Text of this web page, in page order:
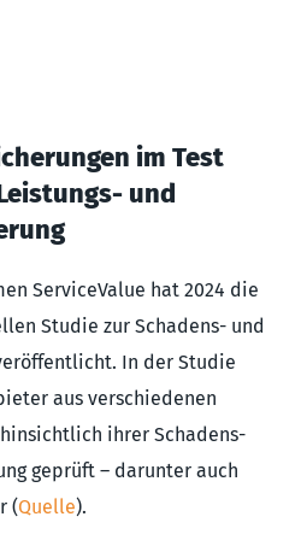
im Test
und
ServiceValue hat 2024 die
Studie zur Schadens- und
In der Studie
aus verschiedenen
ihrer Schadens-
geprüft – darunter auch
(Quelle).